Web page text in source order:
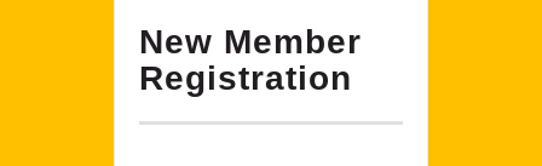
New Member
Registration